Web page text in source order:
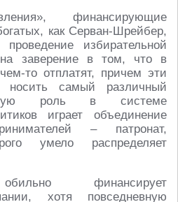
финансирующие
как Серван-Шрейбер,
избирательной
заверение в том, что в
то отплатят, причем эти
носить самый различный
роль в системе
играет объединение
– патронат,
умело распределяет
финансирует
хотя повседневную